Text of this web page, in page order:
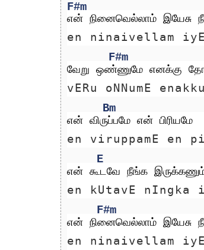
F#m
என் நினைவெல்லாம் இயேசு
en ninaivellam
F#m
வேறு ஒண்ணுமே எனக்கு
vERu oNNumE
Bm
என் விருப்பமே என் பிரியமே
en viruppamE en
E
என் கூடவே நீங்க
en kUtavE nIngka
F#m
என் நினைவெல்லாம் இயேசு
en ninaivellam